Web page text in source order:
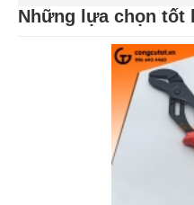
Những lựa chọn tốt